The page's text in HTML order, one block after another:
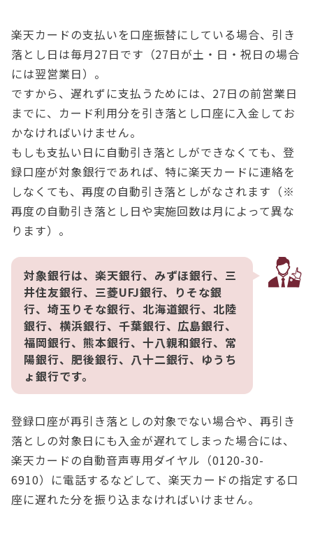
楽天カードの支払いを口座振替にしている場合、引き
落とし日は毎月27日です（27日が土・日・祝日の場合
には翌営業日）。
ですから、遅れずに支払うためには、27日の前営業日
までに、カード利用分を引き落とし口座に入金してお
かなければいけません。
もしも支払い日に自動引き落としができなくても、登
録口座が対象銀行であれば、特に楽天カードに連絡を
しなくても、再度の自動引き落としがなされます（※
再度の自動引き落とし日や実施回数は月によって異な
ります）。
対象銀行は、楽天銀行、みずほ銀行、三
井住友銀行、三菱UFJ銀行、りそな銀
行、埼玉りそな銀行、北海道銀行、北陸
銀行、横浜銀行、千葉銀行、広島銀行、
福岡銀行、熊本銀行、十八親和銀行、常
陽銀行、肥後銀行、八十二銀行、ゆうち
ょ銀行です。
登録口座が再引き落としの対象でない場合や、再引き
落としの対象日にも入金が遅れてしまった場合には、
楽天カードの自動音声専用ダイヤル（0120-30-
6910）に電話するなどして、楽天カードの指定する口
座に遅れた分を振り込まなければいけません。